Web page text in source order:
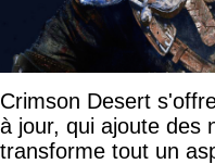
Crimson Desert
à jour, qui ajoute des
transforme tout un